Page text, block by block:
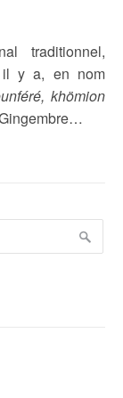
traditionnel,
il y a, en nom
khömion